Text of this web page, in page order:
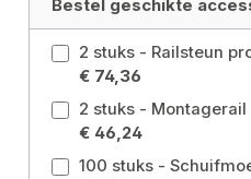
Bestel geschikte
€ 74,36
€ 46,24